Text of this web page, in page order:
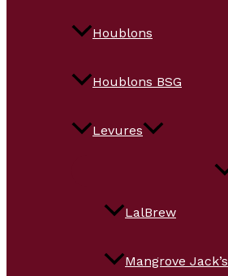
Houblons
Houblons BSG
Levures
LalBrew
Mangrove Jack’s